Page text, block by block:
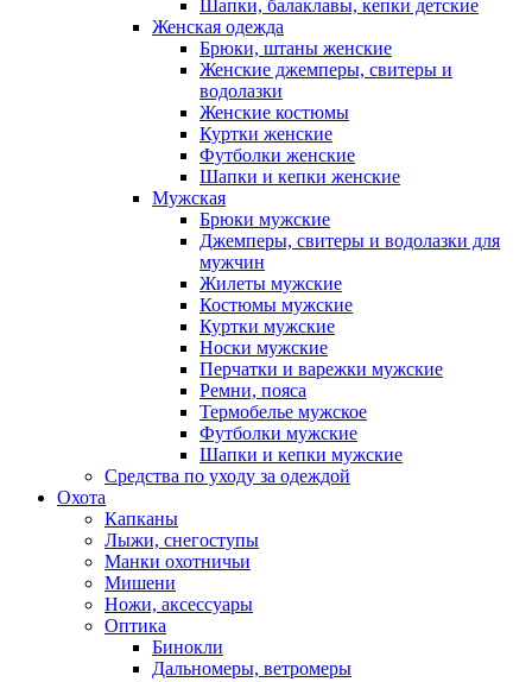
Шапки, балаклавы, кепки детские
Женская одежда
Брюки, штаны женские
Женские джемперы, свитеры и
водолазки
Женские костюмы
Куртки женские
Футболки женские
Шапки и кепки женские
Мужская
Брюки мужские
Джемперы, свитеры и водолазки для
мужчин
Жилеты мужские
Костюмы мужские
Куртки мужские
Носки мужские
Перчатки и варежки мужские
Ремни, пояса
Термобелье мужское
Футболки мужские
Шапки и кепки мужские
Средства по уходу за одеждой
Охота
Капканы
Лыжи, снегоступы
Манки охотничьи
Мишени
Ножи, аксессуары
Оптика
Бинокли
Дальномеры, ветромеры